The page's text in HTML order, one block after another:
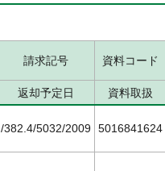
請求記号 資料コード
返却予定日 資料取扱
/382.4/5032/2009 5016841624